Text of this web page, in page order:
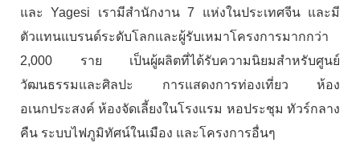
และ Yagesi เรามีสำนักงาน 7 แห่งในประเทศจีน และมี
ตัวแทนแบรนด์ระดับโลกและผู้รับเหมาโครงการมากกว่า
2,000 ราย เป็นผู้ผลิตที่ได้รับความนิยมสำหรับศูนย์
วัฒนธรรมและศิลปะ การแสดงการท่องเที่ยว ห้อง
อเนกประสงค์ ห้องจัดเลี้ยงในโรงแรม หอประชุม ทัวร์กลาง
คืน ระบบไฟภูมิทัศน์ในเมือง และโครงการอื่นๆ